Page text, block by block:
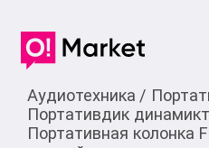
Аудиотехника /
Портативдик
Портативная колонка